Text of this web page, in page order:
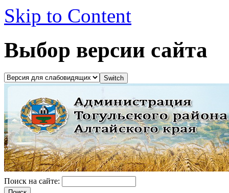
Skip to Content
Выбор версии сайта
Поиск на сайте: